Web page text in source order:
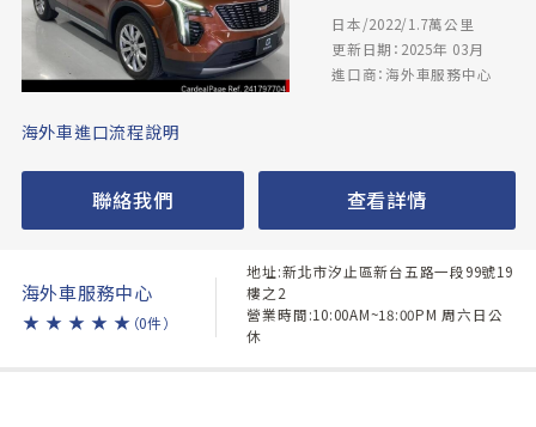
日本/2022/1.7萬公里
更新日期：2025年 03月
進口商：海外車服務中心
海外車進口流程說明
聯絡我們 查看詳情
海外車服務中心
★ ★ ★ ★ ★ （0件）
地址:新北市汐止區新台五路一段99號19
樓之2
營業時間:10:00AM~18:00PM 周六日公
休